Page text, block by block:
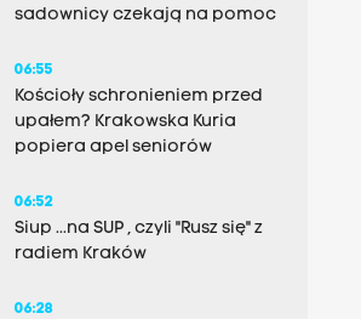
sadownicy czekają na pomoc
06:55
Kościoły schronieniem przed
upałem? Krakowska Kuria
popiera apel seniorów
06:52
Siup ...na SUP , czyli "Rusz się" z
radiem Kraków
06:28